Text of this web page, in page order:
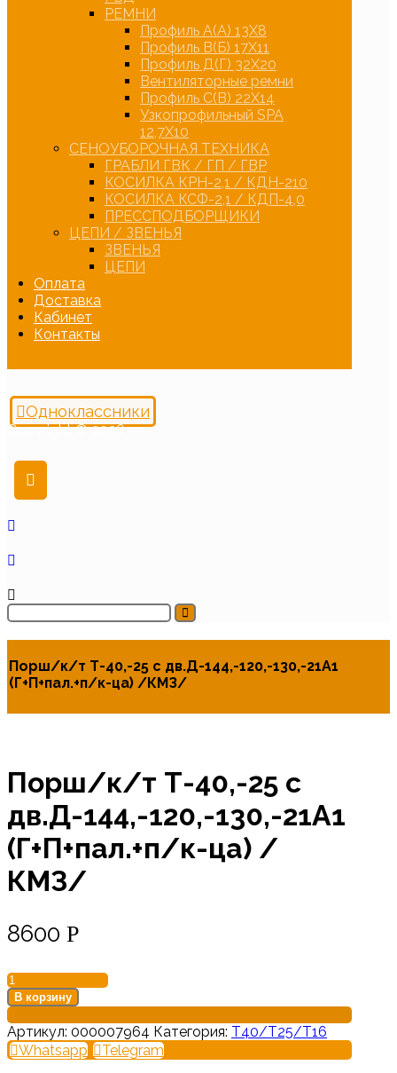
РЕМНИ
Профиль А(А) 13Х8
Профиль В(Б) 17Х11
Профиль Д(Г) 32Х20
Вентиляторные ремни
Профиль С(В) 22Х14
Узкопрофильный SPA
12,7Х10
СЕНОУБОРОЧНАЯ ТЕХНИКА
ГРАБЛИ ГВК / ГП / ГВР
КОСИЛКА КРН-2,1 / КДН-210
КОСИЛКА КСФ-2,1 / КДП-4,0
ПРЕССПОДБОРЩИКИ
ЦЕПИ / ЗВЕНЬЯ
ЗВЕНЬЯ
ЦЕПИ
Оплата
Доставка
Кабинет
Контакты
Одноклассники
Copyright © 2026
Порш/к/т Т-40,-25 с дв.Д-144,-120,-130,-21А1
(Г+П+пал.+п/к-ца) /КМЗ/
Порш/к/т Т-40,-25 с
дв.Д-144,-120,-130,-21А1
(Г+П+пал.+п/к-ца) /
КМЗ/
8600 Р
Количество
товара
Порш/
к/
т
Т-40,-25
В корзину
Артикул: 000007964 Категория: Т40/Т25/Т16
Whatsapp
Telegram